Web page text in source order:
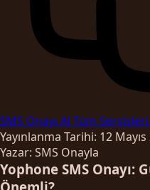
SMS Onayı Al Tüm
Yayınlanma Tarihi: 12
Yazar: SMS Onayla
Yophone SMS Onayı: